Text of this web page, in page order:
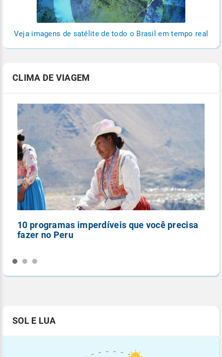
Veja imagens de satélite de todo o Brasil em tempo real
CLIMA DE VIAGEM
10 programas imperdíveis que você precisa
fazer no Peru
SOL E LUA